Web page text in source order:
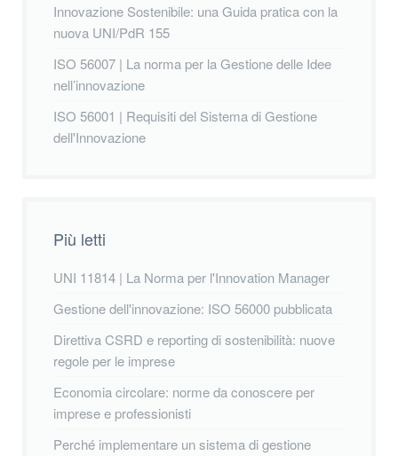
Innovazione Sostenibile: una Guida pratica con la
nuova UNI/PdR 155
ISO 56007 | La norma per la Gestione delle Idee
nell’innovazione
ISO 56001 | Requisiti del Sistema di Gestione
dell'Innovazione
Più letti
UNI 11814 | La Norma per l'Innovation Manager
Gestione dell'innovazione: ISO 56000 pubblicata
Direttiva CSRD e reporting di sostenibilità: nuove
regole per le imprese
Economia circolare: norme da conoscere per
imprese e professionisti
Perché implementare un sistema di gestione